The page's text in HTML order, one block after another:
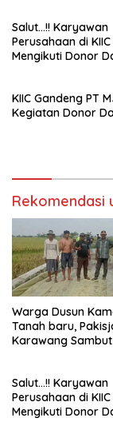
Salut…!! Karyawan
Perusahaan di
Mengikuti Donor
KIIC Gandeng PT
Kegiatan Donor
Rekomendasi
Warga Dusun
Tanah baru,
Karawang
Salut…!! Karyawan
Perusahaan di
Mengikuti Donor